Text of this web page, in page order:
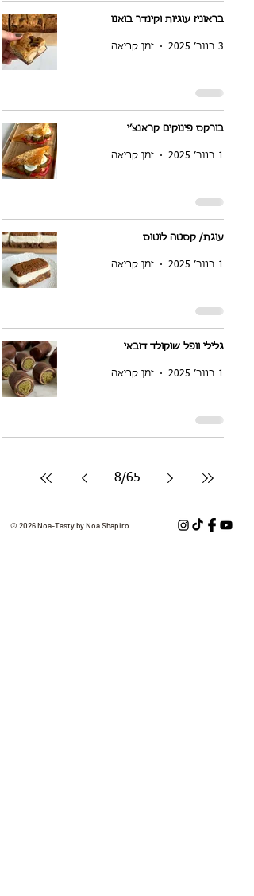
בראוניז עוגיות וקינדר בואנו
3 בנוב׳ 2025 זמן קריאה 1 דקות
בורקס פינוקים קראנצ׳י
1 בנוב׳ 2025 זמן קריאה 1 דקות
עוגת/ קסטה לוטוס
1 בנוב׳ 2025 זמן קריאה 1 דקות
גלילי וופל שוקולד דובאי
1 בנוב׳ 2025 זמן קריאה 1 דקות
8/65
© 2026 Noa-Tasty by Noa Shapiro